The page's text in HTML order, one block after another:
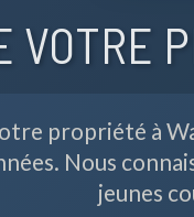
VOTRE
propriété à
Nous
jeunes